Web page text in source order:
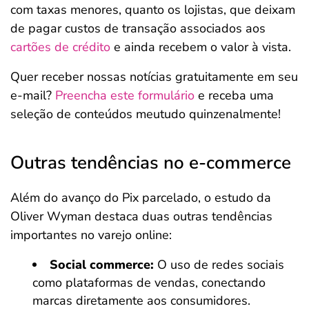
com taxas menores, quanto os lojistas, que deixam
de pagar custos de transação associados aos
cartões de crédito e ainda recebem o valor à vista.
Quer receber nossas notícias gratuitamente em seu
e-mail? Preencha este formulário e receba uma
seleção de conteúdos meutudo quinzenalmente!
Outras tendências no e-commerce
Além do avanço do Pix parcelado, o estudo da
Oliver Wyman destaca duas outras tendências
importantes no varejo online:
Social commerce: O uso de redes sociais
como plataformas de vendas, conectando
marcas diretamente aos consumidores.